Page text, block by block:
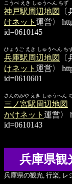
こうべ えき しゅうへん ちず
神戸駅周辺地図
けネット 運営〉
id=0610145
ひょうご えき しゅうへん ち
兵庫駅周辺地図
けネット 運営〉
id=0610601
さんのみや えき しゅうへん
三ノ宮駅周辺地図
かけネット 運営〉
id=0610143
兵庫県観
兵庫県の観光, 行楽, レ